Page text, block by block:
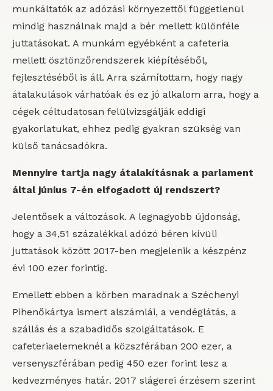
munkáltatók az adózási környezettől függetlenül
mindig használnak majd a bér mellett különféle
juttatásokat. A munkám egyébként a cafeteria
mellett ösztönzőrendszerek kiépítéséből,
fejlesztéséből is áll. Arra számítottam, hogy nagy
átalakulások várhatóak és ez jó alkalom arra, hogy a
cégek céltudatosan felülvizsgálják eddigi
gyakorlatukat, ehhez pedig gyakran szükség van
külső tanácsadókra.
Mennyire tartja nagy átalakításnak a parlament
által június 7-én elfogadott új rendszert?
Jelentősek a változások. A legnagyobb újdonság,
hogy a 34,51 százalékkal adózó béren kívüli
juttatások között 2017-ben megjelenik a készpénz
évi 100 ezer forintig.
Emellett ebben a körben maradnak a Széchenyi
Pihenőkártya ismert alszámlái, a vendéglátás, a
szállás és a szabadidős szolgáltatások. E
cafeteriaelemeknél a közszférában 200 ezer, a
versenyszférában pedig 450 ezer forint lesz a
kedvezményes határ. 2017 slágerei érzésem szerint